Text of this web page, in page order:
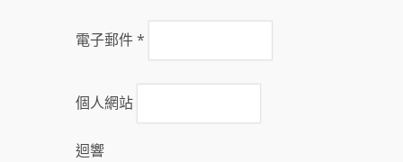
電子郵件*
個人網站
迴響